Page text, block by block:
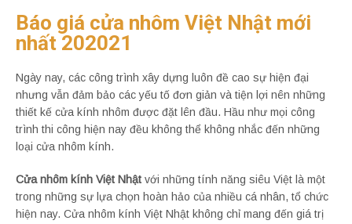
Báo giá cửa nhôm Việt Nhật mới
nhất 202021
Ngày nay, các công trình xây dựng luôn đề cao sự hiện đại
nhưng vẫn đảm bảo các yếu tố đơn giản và tiện lợi nên những
thiết kế cửa kính nhôm được đặt lên đầu. Hầu như mọi công
trình thi công hiện nay đều không thể không nhắc đến những
loại cửa nhôm kính.
Cửa nhôm kính Việt Nhật với những tính năng siêu Việt là một
trong những sự lựa chọn hoàn hảo của nhiều cá nhân, tổ chức
hiện nay. Cửa nhôm kính Việt Nhật không chỉ mang đến giá trị